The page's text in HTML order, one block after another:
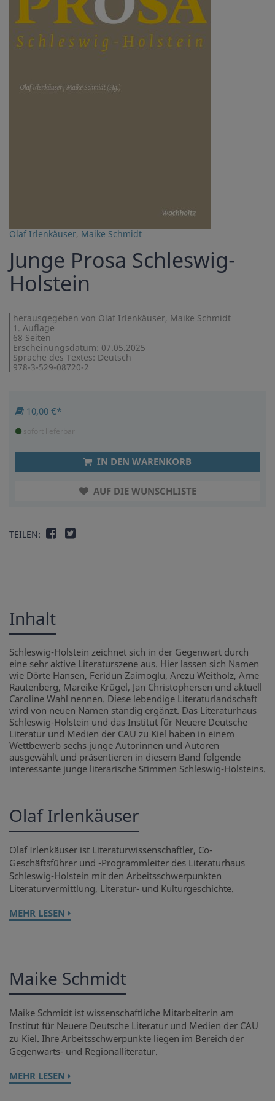
Olaf Irlenkäuser, Maike Schmidt
Junge Prosa Schleswig-
Holstein
herausgegeben von Olaf Irlenkäuser, Maike Schmidt
1. Auflage
68 Seiten
Erscheinungsdatum: 07.05.2025
Sprache des Textes: Deutsch
978-3-529-08720-2
10,00 €*
sofort lieferbar
IN DEN WARENKORB
AUF DIE WUNSCHLISTE
TEILEN:
Inhalt
Schleswig-Holstein zeichnet sich in der Gegenwart durch
eine sehr aktive Literaturszene aus. Hier lassen sich Namen
wie Dörte Hansen, Feridun Zaimoglu, Arezu Weitholz, Arne
Rautenberg, Mareike Krügel, Jan Christophersen und aktuell
Caroline Wahl nennen. Diese lebendige Literaturlandschaft
wird von neuen Namen ständig ergänzt. Das Literaturhaus
Schleswig-Holstein und das Institut für Neuere Deutsche
Literatur und Medien der CAU zu Kiel haben in einem
Wettbewerb sechs junge Autorinnen und Autoren
ausgewählt und präsentieren in diesem Band folgende
interessante junge literarische Stimmen Schleswig-Holsteins.
Olaf Irlenkäuser
Olaf Irlenkäuser ist Literaturwissenschaftler, Co-
Geschäftsführer und -Programmleiter des Literaturhaus
Schleswig-Holstein mit den Arbeitsschwerpunkten
Literaturvermittlung, Literatur- und Kulturgeschichte.
MEHR LESEN
Maike Schmidt
Maike Schmidt ist wissenschaftliche Mitarbeiterin am
Institut für Neuere Deutsche Literatur und Medien der CAU
zu Kiel. Ihre Arbeitsschwerpunkte liegen im Bereich der
Gegenwarts- und Regionalliteratur.
MEHR LESEN